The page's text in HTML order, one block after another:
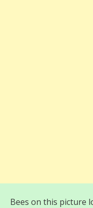
Bees on this picture